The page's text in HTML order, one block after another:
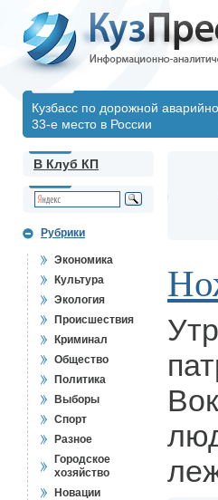
Кузбасс по дорожной
33-е место в России
В Клуб КП
Рубрики
Экономика
Культура
Экология
Происшествия
Криминал
Общество
Политика
Выборы
Спорт
Разное
Городское
хозяйство
Новации